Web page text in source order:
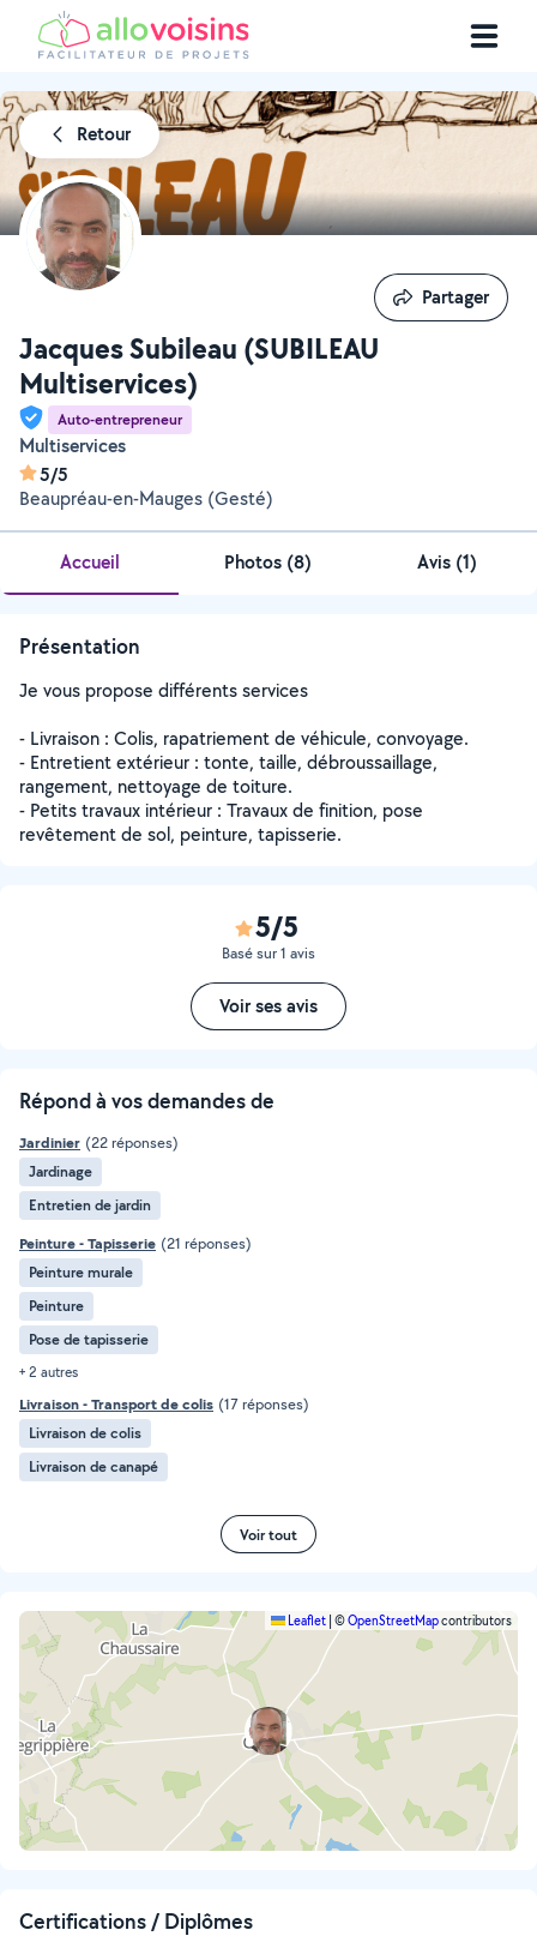
Retour
Jacques Subileau (SUBILEAU
Multiservices)
Auto-entrepreneur
Multiservices
5/5
Beaupréau-en-Mauges (Gesté)
Partager
Partager
Accueil Photos (8) Avis (1)
Présentation
Je vous propose différents services
- Livraison : Colis, rapatriement de véhicule, convoyage.
- Entretient extérieur : tonte, taille, débroussaillage,
rangement, nettoyage de toiture.
- Petits travaux intérieur : Travaux de finition, pose
revêtement de sol, peinture, tapisserie.
5/5
Basé sur 1 avis
Voir ses avis
Répond à vos demandes de
Jardinier (22 réponses)
Jardinage
Entretien de jardin
Peinture - Tapisserie (21 réponses)
Peinture murale
Peinture
Pose de tapisserie
+ 2 autres
Livraison - Transport de colis (17 réponses)
Livraison de colis
Livraison de canapé
Voir tout
Leaflet ©OpenStreetMapcontributors
Certifications / Diplômes